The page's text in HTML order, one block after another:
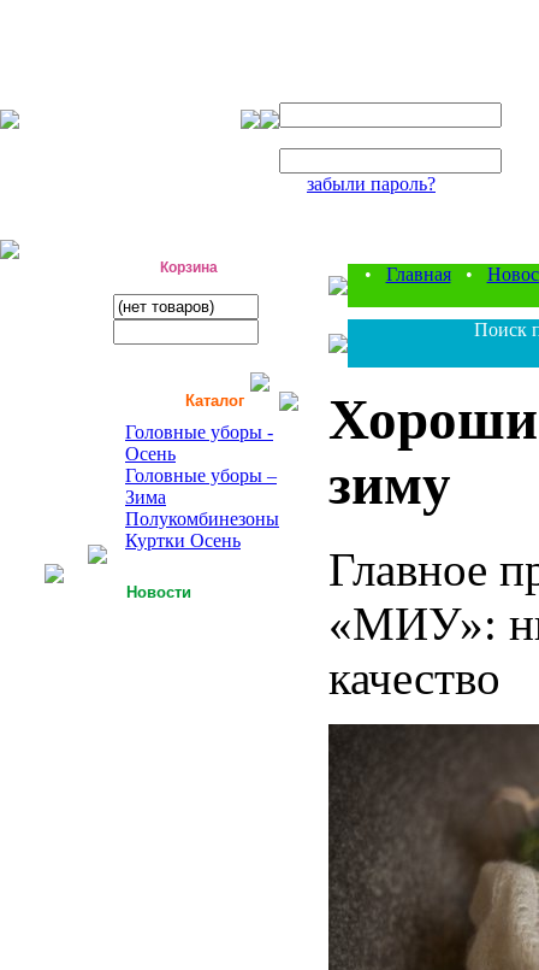
забыли пароль?
Корзина
Каталог
Головные уборы -
Осень
Головные уборы –
Зима
Полукомбинезоны
Куртки Осень
Новости
• Главная•
Поиск
зиму
Главное
«МИУ»:
качество